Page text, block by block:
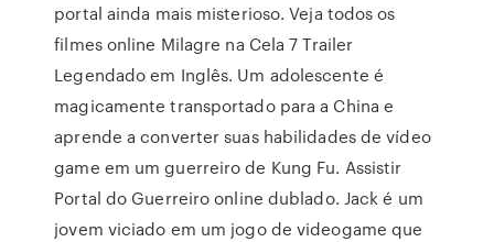
portal ainda mais misterioso. Veja todos os
filmes online Milagre na Cela 7 Trailer
Legendado em Inglês. Um adolescente é
magicamente transportado para a China e
aprende a converter suas habilidades de vídeo
game em um guerreiro de Kung Fu. Assistir
Portal do Guerreiro online dublado. Jack é um
jovem viciado em um jogo de videogame que